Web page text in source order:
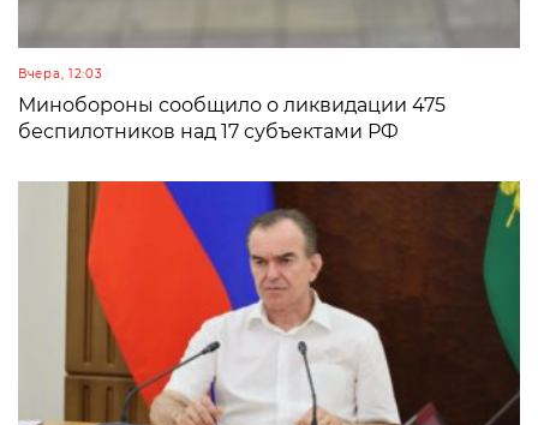
Вчера, 12:03
Минобороны сообщило о ликвидации 475
беспилотников над 17 субъектами РФ